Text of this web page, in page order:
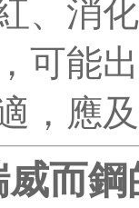
、消
可能
，應
而鋼